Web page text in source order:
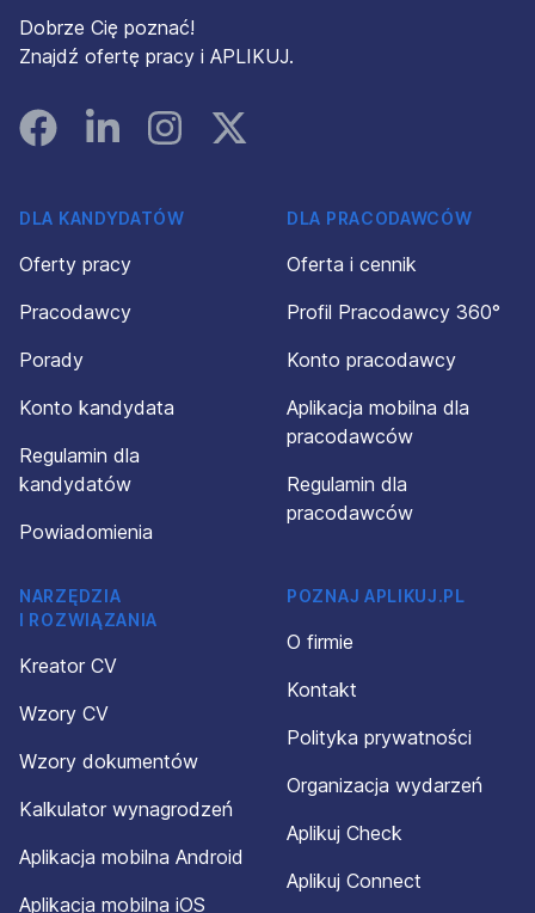
Dobrze Cię poznać!
Znajdź ofertę pracy i APLIKUJ.
FacebookLinked InInstagramInstagram
DLA KANDYDATÓW
Oferty pracy
Pracodawcy
Porady
Konto kandydata
Regulamin dla
kandydatów
Powiadomienia
DLA PRACODAWCÓW
Oferta i cennik
Profil Pracodawcy 360°
Konto pracodawcy
Aplikacja mobilna dla
pracodawców
Regulamin dla
pracodawców
NARZĘDZIA
I ROZWIĄZANIA
Kreator CV
Wzory CV
Wzory dokumentów
Kalkulator wynagrodzeń
Aplikacja mobilna Android
Aplikacja mobilna iOS
POZNAJ APLIKUJ.PL
O firmie
Kontakt
Polityka prywatności
Organizacja wydarzeń
Aplikuj Check
Aplikuj Connect